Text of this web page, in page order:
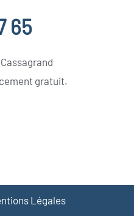
65
gratuit.
Légales